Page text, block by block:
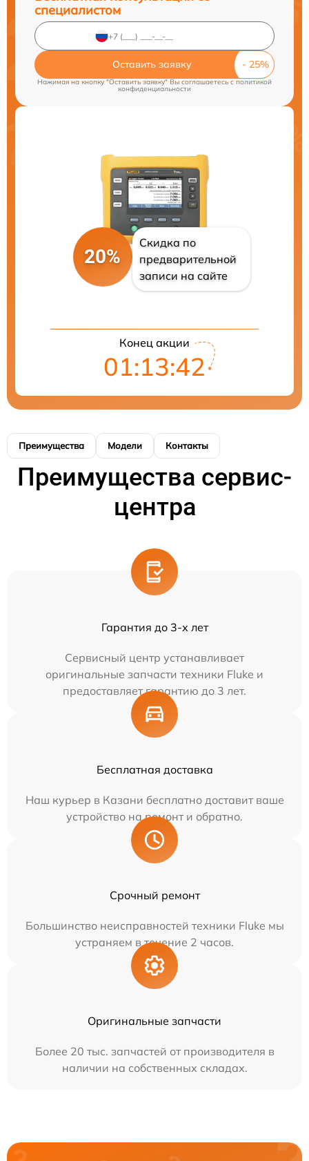
специалистом
Оставить заявку
Нажимая на кнопку "Оставить заявку" Вы соглашаетесь cполитикой
конфиденциальности
20%
Скидка по
предварительной
записи на сайте
Конец акции
01:13:42
Преимущества Модели Контакты
Преимущества сервис-
центра
Гарантия до 3-х лет
Сервисный центр устанавливает
оригинальные запчасти техники Fluke и
предоставляет гарантию до 3 лет.
Бесплатная доставка
Наш курьер в Казани бесплатно доставит ваше
устройство на ремонт и обратно.
Срочный ремонт
Большинство неисправностей техники Fluke мы
устраняем в течение 2 часов.
Оригинальные запчасти
Более 20 тыс. запчастей от производителя в
наличии на собственных складах.